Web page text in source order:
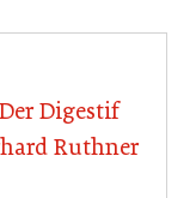
Digestif
Ruthner